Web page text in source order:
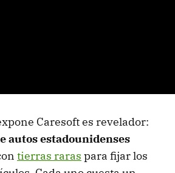
Caresoft es revelador:
autos estadounidenses
tierras raras para fijar los